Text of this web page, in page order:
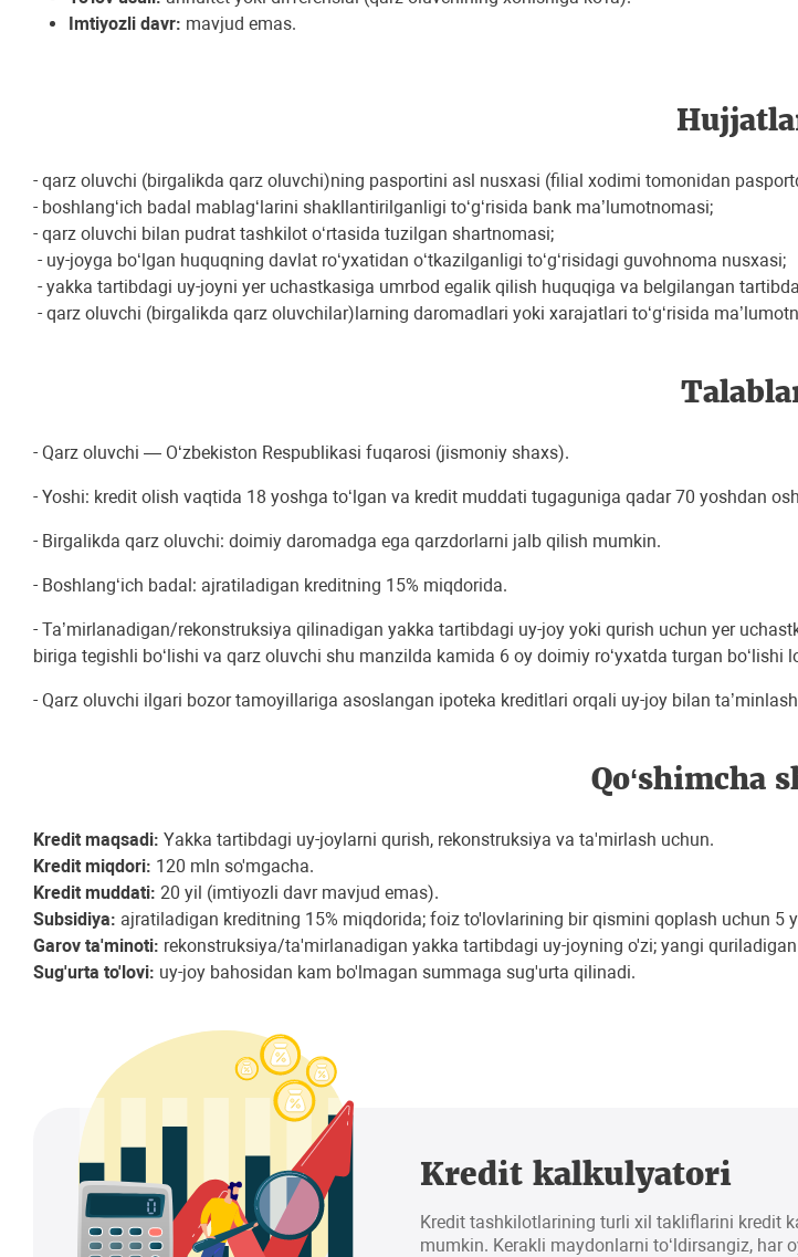
Imtiyozli davr: mavjud emas.
- qarz oluvchi (birgalikda qarz oluvchi)ning pasportini asl nusxasi (filial xodimi tomonidan
- boshlang‘ich badal mablag‘larini shakllantirilganligi to‘g‘risida bank ma’lumotnomasi;
- qarz oluvchi bilan pudrat tashkilot o‘rtasida tuzilgan shartnomasi;
- uy-joyga bo‘lgan huquqning davlat ro‘yxatidan o‘tkazilganligi to‘g‘risidagi guvohnoma nusxasi;
- yakka tartibdagi uy-joyni yer uchastkasiga umrbod egalik qilish huquqiga va belgilangan
- qarz oluvchi (birgalikda qarz oluvchilar)larning daromadlari yoki xarajatlari to‘g‘risida
- Qarz oluvchi — O‘zbekiston Respublikasi fuqarosi (jismoniy shaxs).
- Yoshi: kredit olish vaqtida 18 yoshga to‘lgan va kredit muddati tugaguniga qadar 70 yoshdan
- Birgalikda qarz oluvchi: doimiy daromadga ega qarzdorlarni jalb qilish mumkin.
- Boshlang‘ich badal: ajratiladigan kreditning 15% miqdorida.
- Ta’mirlanadigan/rekonstruksiya qilinadigan yakka tartibdagi uy-joy yoki qurish uchun yer
biriga tegishli bo‘lishi va qarz oluvchi shu manzilda kamida 6 oy doimiy ro‘yxatda turgan bo‘lishi
- Qarz oluvchi ilgari bozor tamoyillariga asoslangan ipoteka kreditlari orqali uy-joy bilan
Qo‘shimcha
Kredit maqsadi: Yakka tartibdagi uy-joylarni qurish, rekonstruksiya va ta'mirlash uchun.
Kredit miqdori: 120 mln so'mgacha.
Kredit muddati: 20 yil (imtiyozli davr mavjud emas).
Subsidiya: ajratiladigan kreditning 15% miqdorida; foiz to'lovlarining bir qismini qoplash uchun
Garov ta'minoti: rekonstruksiya/ta'mirlanadigan yakka tartibdagi uy-joyning o'zi; yangi
Sug'urta to'lovi: uy-joy bahosidan kam bo'lmagan summaga sug'urta qilinadi.
Kredit kalkulyatori
Kredit tashkilotlarining turli xil takliflarini kredit
mumkin. Kerakli maydonlarni to‘ldirsangiz, har